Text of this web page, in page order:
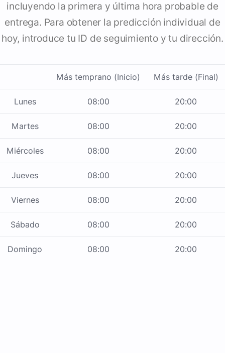
incluyendo la primera y última hora probable de
entrega. Para obtener la predicción individual de
hoy, introduce tu ID de seguimiento y tu dirección.
Más temprano (Inicio) Más tarde (Final)
Lunes 08:00 20:00
Martes 08:00 20:00
Miércoles 08:00 20:00
Jueves 08:00 20:00
Viernes 08:00 20:00
Sábado 08:00 20:00
Domingo 08:00 20:00